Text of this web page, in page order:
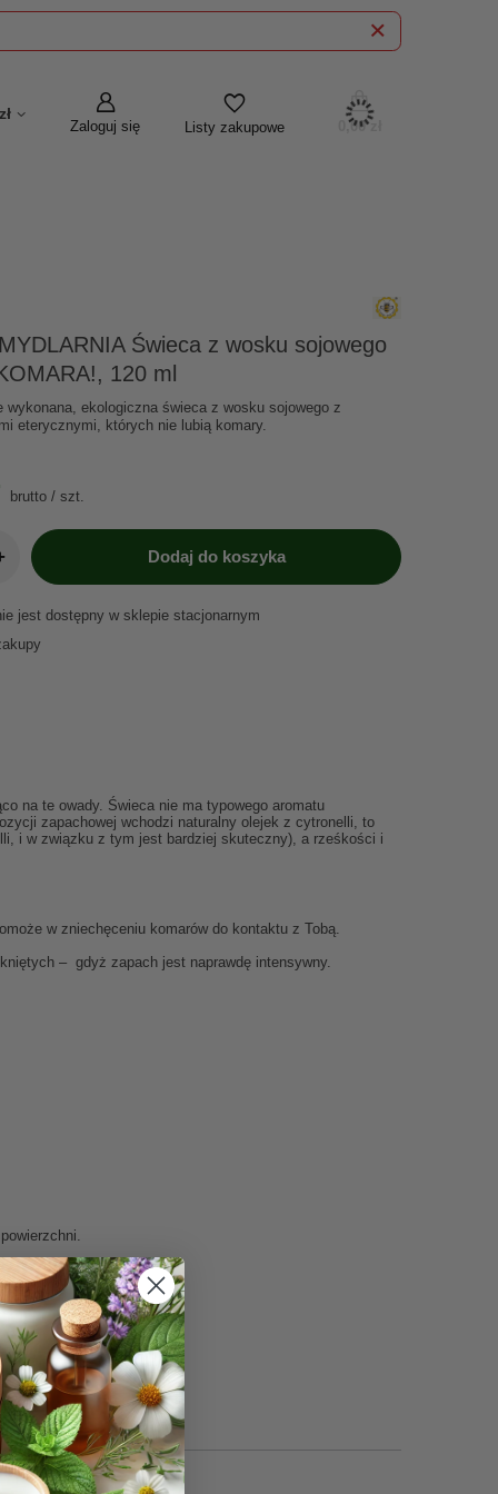
zł
Zaloguj się Listy zakupowe 0,00 zł
Świeca z wosku sojowego
120 ml
wykonana, ekologiczna świeca z wosku sojowego z
eterycznymi, których nie lubią komary.
brutto / szt.
Dodaj do koszyka
jest dostępny w sklepie stacjonarnym
na te owady. Świeca nie ma typowego aromatu
zapachowej wchodzi naturalny olejek z cytronelli, to
i w związku z tym jest bardziej skuteczny), a rześkości i
w zniechęceniu komarów do kontaktu z Tobą.
– gdyż zapach jest naprawdę intensywny.